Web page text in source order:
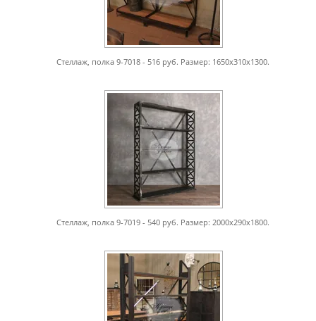
Стеллаж, полка 9-7018 - 516 руб. Размер: 1650х310х1300.
Стеллаж, полка 9-7019 - 540 руб. Размер: 2000х290х1800.